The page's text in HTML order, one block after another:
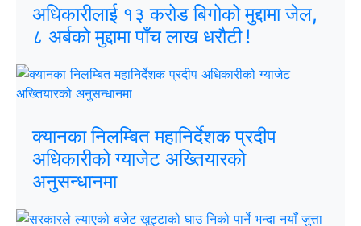
अधिकारीलाई १३ करोड बिगोको मुद्दामा जेल,
८ अर्बको मुद्दामा पाँच लाख धरौटी !
क्यानका निलम्बित महानिर्देशक प्रदीप
अधिकारीको ग्याजेट अख्तियारको
अनुसन्धानमा